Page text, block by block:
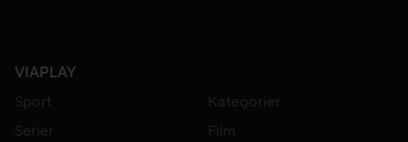
VIAPLAY
Sport
Kategorier
Serier
Film